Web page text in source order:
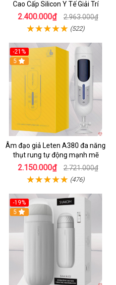
Cao Cấp Silicon Y Tế Giải Trí
2.400.000₫ 2.963.000₫
(522)
-21%
5
Âm đạo giả Leten A380 đa năng
thụt rung tự động mạnh mẽ
2.150.000₫ 2.721.000₫
(476)
-19%
5